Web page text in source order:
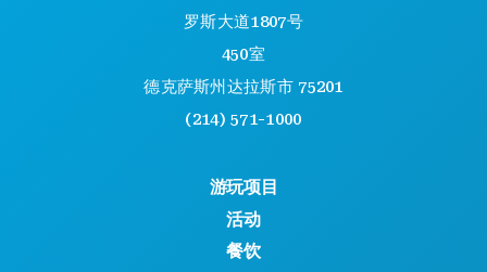
罗斯大道1807号
450室
德克萨斯州达拉斯市 75201
(214) 571-1000
游玩项目
活动
餐饮